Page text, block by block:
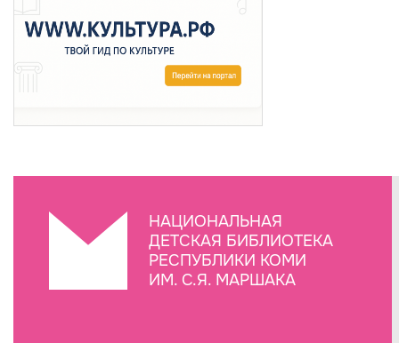
НАЦИОНАЛЬНАЯ
ДЕТСКАЯ БИБЛИОТЕКА
РЕСПУБЛИКИ КОМИ
ИМ. С.Я. МАРШАКА